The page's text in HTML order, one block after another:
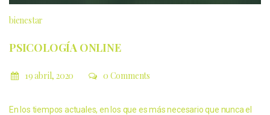
bienestar
PSICOLOGÍA ONLINE
19 abril, 2020 0 Comments
En los tiempos actuales, en los que es más necesario que nunca el